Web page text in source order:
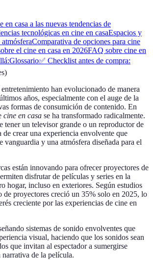
en casa a las nuevas tendencias de
tecnológicas en cine en casaEspacios y
atmósferaComparativa de opciones para cine
el cine en casa en 2026FAQ sobre cine en
Glossario✅ Checklist antes de compra:
)
han evolucionado de manera
años, especialmente con el auge de la
formas de consumición de contenido. En
cine en casa se ha transformado radicalmente.
tener un televisor grande o un reproductor de
crear una experiencia envolvente que
vanguardia y una atmósfera diseñada para el
están innovando para ofrecer proyectores de
disfrutar de películas y series en la
hogar, incluso en exteriores. Según estudios
de proyectores creció un 35% solo en 2025, lo
creciente por las experiencias de cine en
sistemas de sonido envolventes que
visual, haciendo que los sonidos sean
que invitan al espectador a sumergirse
narrativa de la película.